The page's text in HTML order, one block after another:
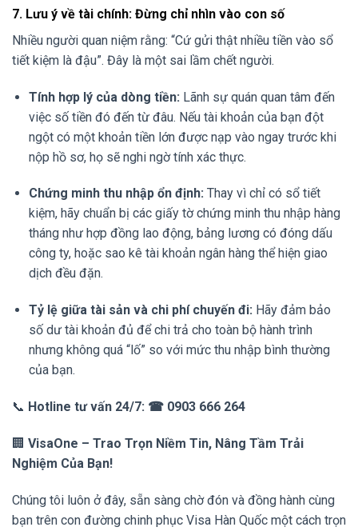
7. Lưu ý về tài chính: Đừng chỉ nhìn vào con số
Nhiều người quan niệm rằng: “Cứ gửi thật nhiều tiền vào sổ
tiết kiệm là đậu”. Đây là một sai lầm chết người.
Tính hợp lý của dòng tiền: Lãnh sự quán quan tâm đến
việc số tiền đó đến từ đâu. Nếu tài khoản của bạn đột
ngột có một khoản tiền lớn được nạp vào ngay trước khi
nộp hồ sơ, họ sẽ nghi ngờ tính xác thực.
Chứng minh thu nhập ổn định: Thay vì chỉ có sổ tiết
kiệm, hãy chuẩn bị các giấy tờ chứng minh thu nhập hàng
tháng như hợp đồng lao động, bảng lương có đóng dấu
công ty, hoặc sao kê tài khoản ngân hàng thể hiện giao
dịch đều đặn.
Tỷ lệ giữa tài sản và chi phí chuyến đi: Hãy đảm bảo
số dư tài khoản đủ để chi trả cho toàn bộ hành trình
nhưng không quá “lố” so với mức thu nhập bình thường
của bạn.
📞 Hotline tư vấn 24/7: ☎ 0903 666 264
🏢 VisaOne – Trao Trọn Niềm Tin, Nâng Tầm Trải
Nghiệm Của Bạn!
Chúng tôi luôn ở đây, sẵn sàng chờ đón và đồng hành cùng
bạn trên con đường chinh phục Visa Hàn Quốc một cách trọn